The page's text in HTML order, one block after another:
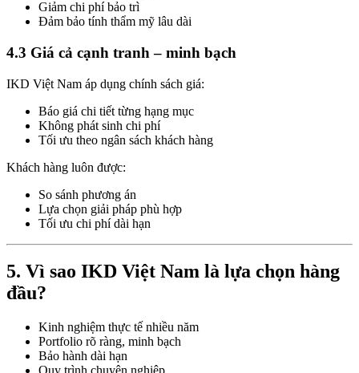
Giảm chi phí bảo trì
Đảm bảo tính thẩm mỹ lâu dài
4.3 Giá cả cạnh tranh – minh bạch
IKD Việt Nam áp dụng chính sách giá:
Báo giá chi tiết từng hạng mục
Không phát sinh chi phí
Tối ưu theo ngân sách khách hàng
Khách hàng luôn được:
So sánh phương án
Lựa chọn giải pháp phù hợp
Tối ưu chi phí dài hạn
5. Vì sao IKD Việt Nam là lựa chọn hàng
đầu?
Kinh nghiệm thực tế nhiều năm
Portfolio rõ ràng, minh bạch
Bảo hành dài hạn